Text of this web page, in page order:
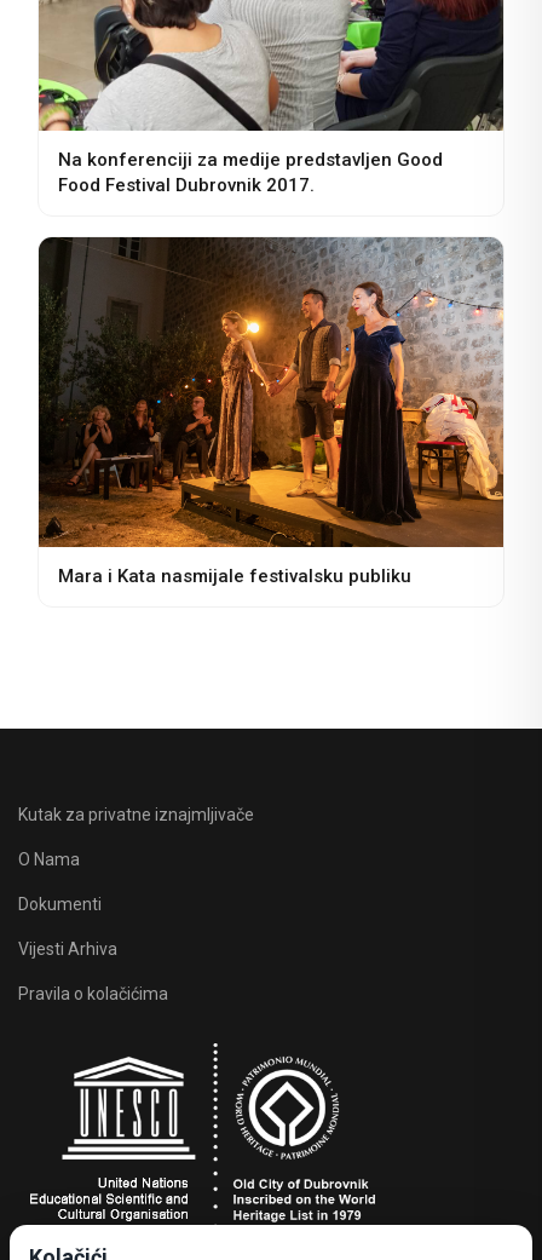
Na konferenciji za medije predstavljen Good
Food Festival Dubrovnik 2017.
Mara i Kata nasmijale festivalsku publiku
Kutak za privatne iznajmljivače
O Nama
Dokumenti
Vijesti Arhiva
Pravila o kolačićima